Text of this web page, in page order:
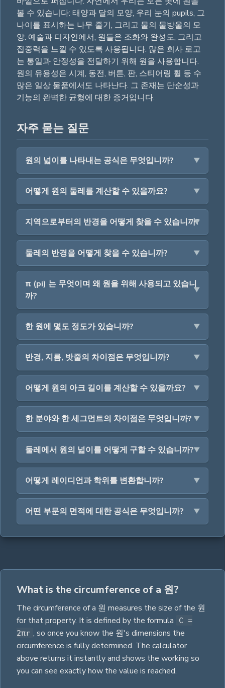
볼 수 있습니다: 태양과 달의 모양, 우리 눈의 pupils, 그
나이를 표시하는 나무 줄기, 그리고 물의 물방울의 모
양. 예술과 디자인에서, 원들은 조화와 완성도, 그리고
집중력을 느낄 수 있도록 사용됩니다. 많은 회사 로고
는 통일과 안정성을 전달하기 위해 원을 사용합니다.
원의 유용성은 시계, 동전, 버튼, 판, 스티어링 휠 등 수
많은 일상 물품에서도 나타난다. 그 존재는 단순성과
기능의 완벽한 균형에 대한 증거입니다.
자주 묻는 질문
원의 넓이를 나타내는 공식은 무엇입니까?
어떻게 원의 둘레를 계산할 수 있을까요?
지역으로부터의 반경을 어떻게 찾을 수 있습니까?
둘레의 반경을 어떻게 찾을 수 있습니까?
π (pi) 는 무엇이며 왜 원을 위해 사용되고 있습니
까?
한 원에 몇도 정도가 있습니까?
반경, 지름, 밧줄의 차이점은 무엇입니까?
어떻게 원의 아크 길이를 계산할 수 있을까요?
한 분야와 한 세그먼트의 차이점은 무엇입니까?
둘레에서 원의 넓이를 어떻게 구할 수 있습니까?
어떻게 레이디언과 학위를 변환합니까?
어떤 부문의 면적에 대한 공식은 무엇입니까?
What is the circumference of a 원?
The circumference of a 원 measures the size of the 원
for that property. It is defined by the formula
C =
2πr ,so once you know the 원's dimensions the
circumference is fully determined. The calculator
above returns it instantly and shows the working so
you can see exactly how the value is reached.